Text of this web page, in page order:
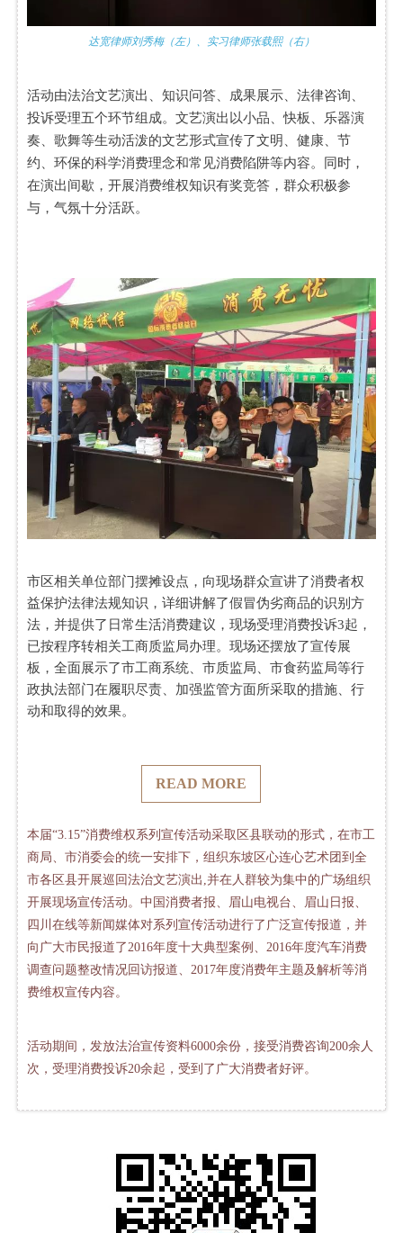
达宽律师刘秀梅（左）、实习律师张载熙（右）
活动由法治文艺演出、知识问答、成果展示、法律咨询、
投诉受理五个环节组成。文艺演出以小品、快板、乐器演
奏、歌舞等生动活泼的文艺形式宣传了文明、健康、节
约、环保的科学消费理念和常见消费陷阱等内容。同时，
在演出间歇，开展消费维权知识有奖竞答，群众积极参
与，气氛十分活跃。
市区相关单位部门摆摊设点，向现场群众宣讲了消费者权
益保护法律法规知识，详细讲解了假冒伪劣商品的识别方
法，并提供了日常生活消费建议，现场受理消费投诉3起，
已按程序转相关工商质监局办理。现场还摆放了宣传展
板，全面展示了市工商系统、市质监局、市食药监局等行
政执法部门在履职尽责、加强监管方面所采取的措施、行
动和取得的效果。
READ MORE
本届“3.15”消费维权系列宣传活动采取区县联动的形式，在市工
商局、市消委会的统一安排下，组织东坡区心连心艺术团到全
市各区县开展巡回法治文艺演出,并在人群较为集中的广场组织
开展现场宣传活动。中国消费者报、眉山电视台、眉山日报、
四川在线等新闻媒体对系列宣传活动进行了广泛宣传报道，并
向广大市民报道了2016年度十大典型案例、2016年度汽车消费
调查问题整改情况回访报道、2017年度消费年主题及解析等消
费维权宣传内容。
活动期间，发放法治宣传资料6000余份，接受消费咨询200余人
次，受理消费投诉20余起，受到了广大消费者好评。